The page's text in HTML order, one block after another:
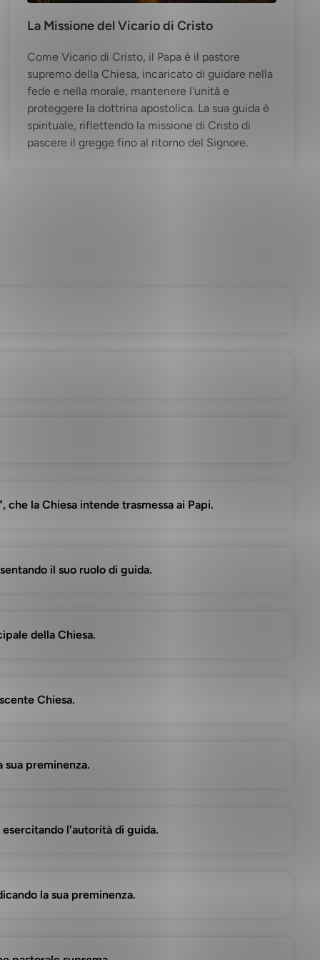
La Missione del Vicario di Cristo
Come Vicario di Cristo, il Papa è il pastore
supremo della Chiesa, incaricato di guidare nella
fede e nella morale, mantenere l'unità e
proteggere la dottrina apostolica. La sua guida è
spirituale, riflettendo la missione di Cristo di
pascere il gregge fino al ritorno del Signore.
la Chiesa intende trasmessa ai Papi.
il suo ruolo di guida.
della Chiesa.
Chiesa.
preminenza.
l'autorità di guida.
la sua preminenza.